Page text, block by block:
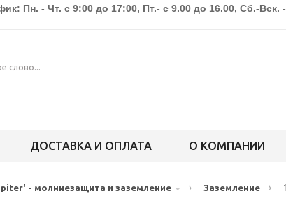
Пн. - Чт. с 9:00 до 17:00, Пт.- с 9.00 до 16.00, Сб.-Вск.
ДОСТАВКА И ОПЛАТА О КОМПАНИИ
- молниезащита и заземление › Заземление ›